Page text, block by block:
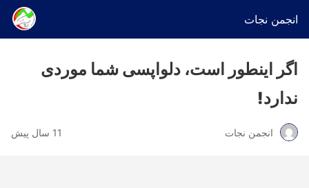
انجمن نجات
اگر اینطور است، دلواپسی شما موردی
ندارد!
انجمن نجات 11 سال پیش